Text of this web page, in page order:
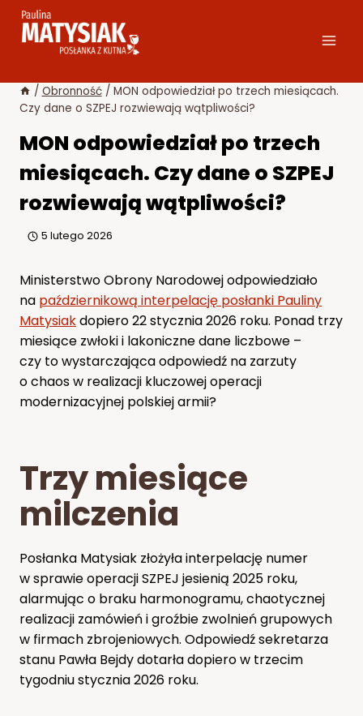
Przejdź
/ Obronność / MON odpowiedział po trzech miesiącach.
Czy dane o SZPEJ rozwiewają wątpliwości?
MON odpowiedział po trzech
miesiącach. Czy dane o SZPEJ
rozwiewają wątpliwości?
5 lutego 2026
Ministerstwo Obrony Narodowej odpowiedziało
na październikową interpelację posłanki Pauliny
Matysiakdopiero 22 stycznia 2026 roku. Ponad trzy
miesiące zwłoki i lakoniczne dane liczbowe –
czy to wystarczająca odpowiedź na zarzuty
o chaos w realizacji kluczowej operacji
modernizacyjnej polskiej armii?
Trzy miesiące
milczenia
Posłanka Matysiak złożyła interpelację numer
w sprawie operacji SZPEJ jesienią 2025 roku,
alarmując o braku harmonogramu, chaotycznej
realizacji zamówień i groźbie zwolnień grupowych
w firmach zbrojeniowych. Odpowiedź sekretarza
stanu Pawła Bejdy dotarła dopiero w trzecim
tygodniu stycznia 2026 roku.